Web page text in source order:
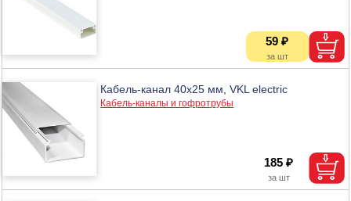
59 ₽
Кабель-канал 40х25 мм, VKL electric
Кабель-каналы и гофротрубы
185 ₽